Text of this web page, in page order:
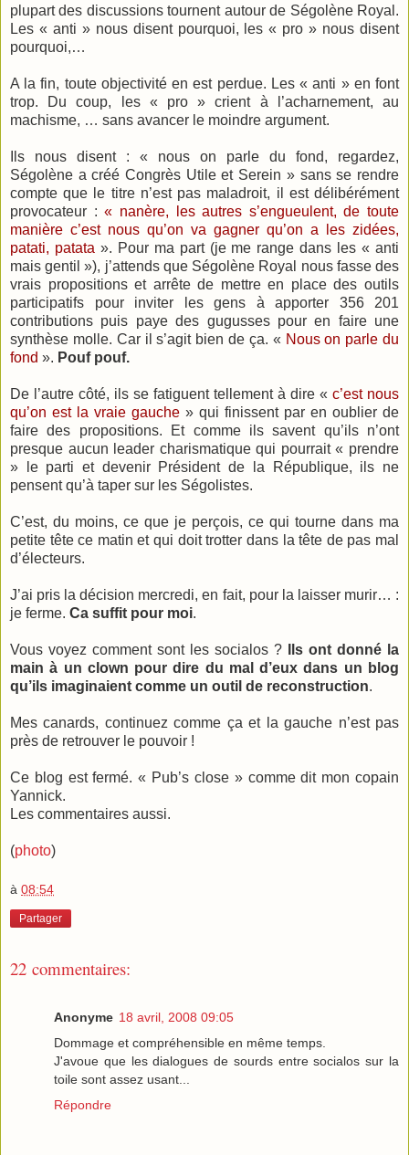
plupart des discussions tournent autour de Ségolène Royal.
Les « anti » nous disent pourquoi, les « pro » nous disent
pourquoi,…
A la fin, toute objectivité en est perdue. Les « anti » en font
trop. Du coup, les « pro » crient à l’acharnement, au
machisme, … sans avancer le moindre argument.
Ils nous disent : « nous on parle du fond, regardez,
Ségolène a créé Congrès Utile et Serein » sans se rendre
compte que le titre n’est pas maladroit, il est délibérément
provocateur :« nanère, les autres s’engueulent, de toute
manière c’est nous qu’on va gagner qu’on a les zidées,
patati, patata ». Pour ma part (je me range dans les « anti
mais gentil »), j’attends que Ségolène Royal nous fasse des
vrais propositions et arrête de mettre en place des outils
participatifs pour inviter les gens à apporter 356 201
contributions puis paye des gugusses pour en faire une
synthèse molle. Car il s’agit bien de ça. « Nous on parle du
fond ». Pouf pouf.
De l’autre côté, ils se fatiguent tellement à dire « c’est nous
qu’on est la vraie gauche » qui finissent par en oublier de
faire des propositions. Et comme ils savent qu’ils n’ont
presque aucun leader charismatique qui pourrait « prendre
» le parti et devenir Président de la République, ils ne
pensent qu’à taper sur les Ségolistes.
C’est, du moins, ce que je perçois, ce qui tourne dans ma
petite tête ce matin et qui doit trotter dans la tête de pas mal
d’électeurs.
J’ai pris la décision mercredi, en fait, pour la laisser murir… :
je ferme. Ca suffit pour moi.
Vous voyez comment sont les socialos ? Ils ont donné la
main à un clown pour dire du mal d’eux dans un blog
qu’ils imaginaient comme un outil de reconstruction.
Mes canards, continuez comme ça et la gauche n’est pas
près de retrouver le pouvoir !
Ce blog est fermé. « Pub’s close » comme dit mon copain
Yannick.
Les commentaires aussi.
(photo)
à 08:54
Partager
22 commentaires:
Anonyme 18 avril, 2008 09:05
Dommage et compréhensible en même temps.
J'avoue que les dialogues de sourds entre socialos sur la
toile sont assez usant...
Répondre